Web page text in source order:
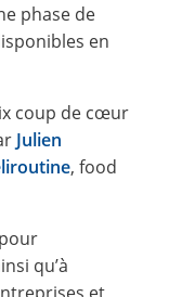
phase de
en
coup de cœur
Julien
, food
qu’à
et